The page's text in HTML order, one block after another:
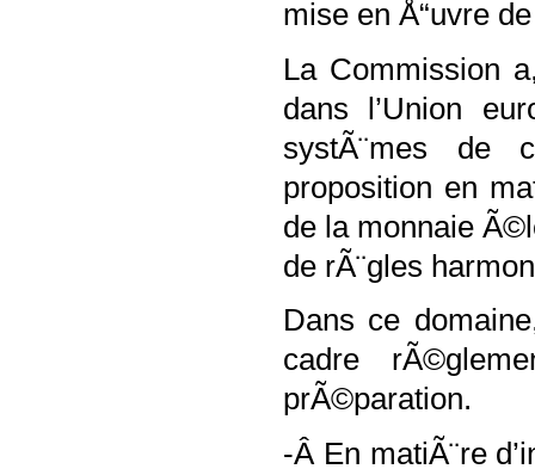
mise en Å“uvre
La Commission
dans l’Union
systÃ¨mes de
proposition en
de la monnaie
de rÃ¨gles
Dans ce
cadre
prÃ©paration.
-Â En matiÃ¨re